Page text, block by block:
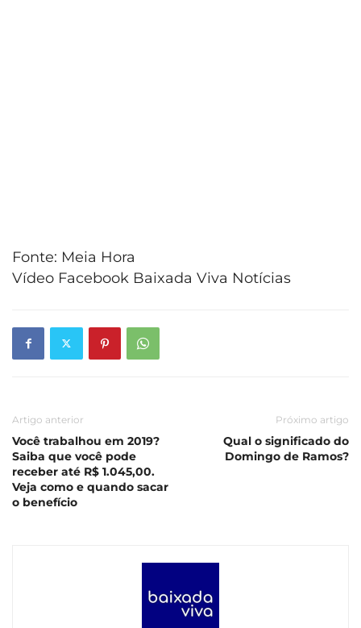
Fonte: Meia Hora
Vídeo Facebook Baixada Viva Notícias
Artigo anterior
Você trabalhou em 2019?
Saiba que você pode
receber até R$ 1.045,00.
Veja como e quando sacar
o benefício
Próximo artigo
Qual o significado do
Domingo de Ramos?